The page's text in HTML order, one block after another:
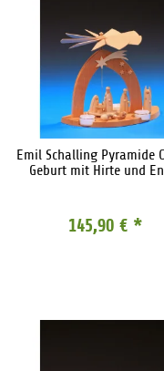
Emil Schalling Pyramide
Geburt mit Hirte und
145,90 € *